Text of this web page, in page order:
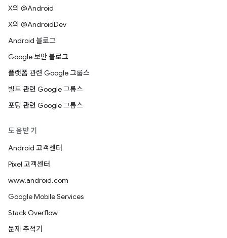
X의 @Android
X의 @AndroidDev
Android 블로그
Google 보안 블로그
플랫폼 관련 Google 그룹스
빌드 관련 Google 그룹스
포팅 관련 Google 그룹스
도움받기
Android 고객센터
Pixel 고객센터
www.android.com
Google Mobile Services
Stack Overflow
문제 추적기